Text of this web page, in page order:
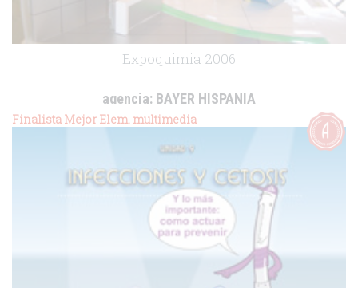
Expoquimia 2006
agencia: BAYER HISPANIA
cliente:Bayer Hispania
Finalista Mejor Elem. multimedia